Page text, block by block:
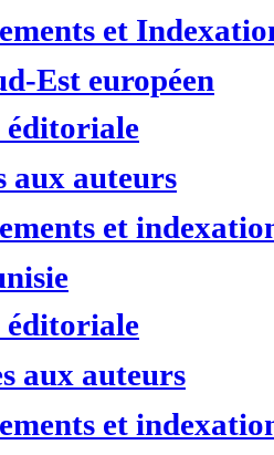
et
Est européen
aux auteurs
et
aux auteurs
et